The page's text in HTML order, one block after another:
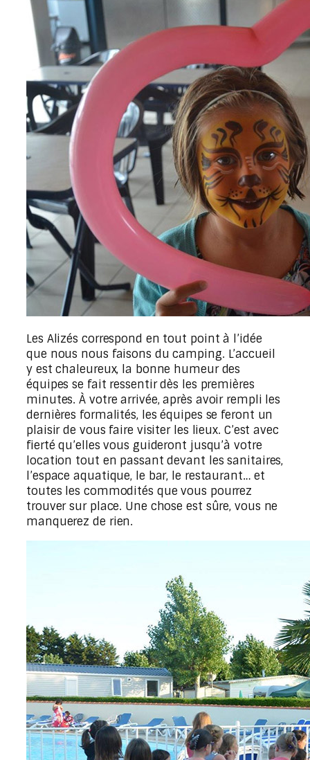
Les Alizés correspond en tout point à l’idée
que nous nous faisons du camping. L’accueil
y est chaleureux, la bonne humeur des
équipes se fait ressentir dès les premières
minutes. À votre arrivée, après avoir rempli les
dernières formalités, les équipes se feront un
plaisir de vous faire visiter les lieux. C’est avec
fierté qu’elles vous guideront jusqu’à votre
location tout en passant devant les sanitaires,
l’espace aquatique, le bar, le restaurant… et
toutes les commodités que vous pourrez
trouver sur place. Une chose est sûre, vous ne
manquerez de rien.